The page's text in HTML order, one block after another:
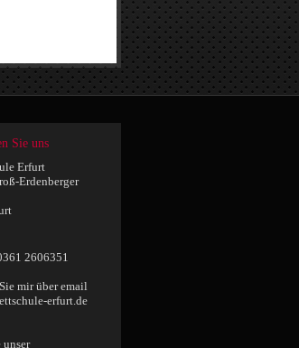
Sie uns
Erfurt
Erdenberger
2606351
mir über email
erfurt.de
unser